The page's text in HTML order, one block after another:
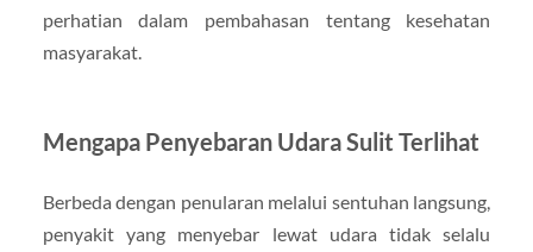
perhatian dalam pembahasan tentang kesehatan
masyarakat.
Mengapa Penyebaran Udara Sulit Terlihat
Berbeda dengan penularan melalui sentuhan langsung,
penyakit yang menyebar lewat udara tidak selalu